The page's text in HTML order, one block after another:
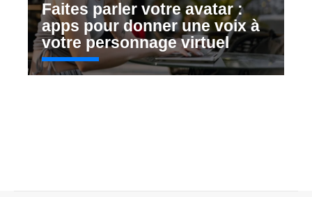
Faites parler votre avatar :
apps pour donner une voix à
votre personnage virtuel